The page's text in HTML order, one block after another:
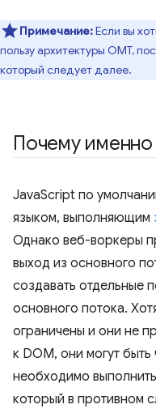
Примечание:Если вы
пользу архитектуры OMT,
который следует далее.
Почему
JavaScript по
языком, выполняющим
Однако веб-воркеры
выход из основного
создавать отдельные
основного потока.
ограничены и они не
к DOM, они могут
необходимо
который в противном